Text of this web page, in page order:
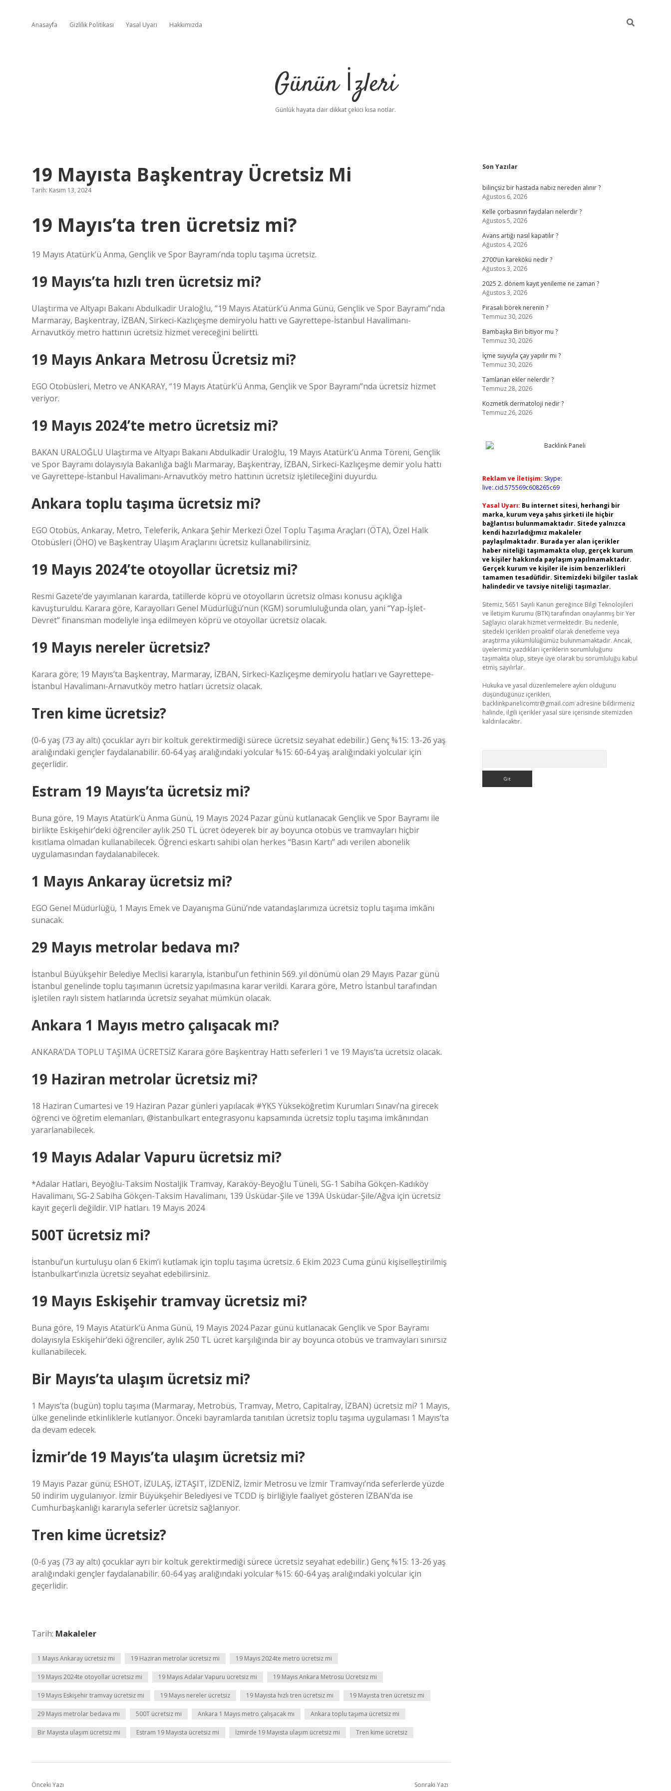
Anasayfa Gizlilik Politikası Yasal Uyarı Hakkımızda
Günün İzleri
Günlük hayata dair dikkat çekici kısa notlar.
19 Mayısta Başkentray Ücretsiz Mi
Tarih: Kasım 13, 2024
19 Mayıs’ta tren ücretsiz mi?
19 Mayıs Atatürk’ü Anma, Gençlik ve Spor Bayramı’nda toplu taşıma ücretsiz.
19 Mayıs’ta hızlı tren ücretsiz mi?
Ulaştırma ve Altyapı Bakanı Abdulkadir Uraloğlu, “19 Mayıs Atatürk’ü Anma Günü, Gençlik ve Spor Bayramı”nda
Marmaray, Başkentray, İZBAN, Sirkeci-Kazlıçeşme demiryolu hattı ve Gayrettepe-İstanbul Havalimanı-
Arnavutköy metro hattının ücretsiz hizmet vereceğini belirtti.
19 Mayıs Ankara Metrosu Ücretsiz mi?
EGO Otobüsleri, Metro ve ANKARAY, “19 Mayıs Atatürk’ü Anma, Gençlik ve Spor Bayramı”nda ücretsiz hizmet
veriyor.
19 Mayıs 2024’te metro ücretsiz mi?
BAKAN URALOĞLU Ulaştırma ve Altyapı Bakanı Abdulkadir Uraloğlu, 19 Mayıs Atatürk’ü Anma Töreni, Gençlik
ve Spor Bayramı dolayısıyla Bakanlığa bağlı Marmaray, Başkentray, İZBAN, Sirkeci-Kazlıçeşme demir yolu hattı
ve Gayrettepe-İstanbul Havalimanı-Arnavutköy metro hattının ücretsiz işletileceğini duyurdu.
Ankara toplu taşıma ücretsiz mi?
EGO Otobüs, Ankaray, Metro, Teleferik, Ankara Şehir Merkezi Özel Toplu Taşıma Araçları (ÖTA), Özel Halk
Otobüsleri (ÖHO) ve Başkentray Ulaşım Araçlarını ücretsiz kullanabilirsiniz.
19 Mayıs 2024’te otoyollar ücretsiz mi?
Resmi Gazete’de yayımlanan kararda, tatillerde köprü ve otoyolların ücretsiz olması konusu açıklığa
kavuşturuldu. Karara göre, Karayolları Genel Müdürlüğü’nün (KGM) sorumluluğunda olan, yani “Yap-İşlet-
Devret” finansman modeliyle inşa edilmeyen köprü ve otoyollar ücretsiz olacak.
19 Mayıs nereler ücretsiz?
Karara göre; 19 Mayıs’ta Başkentray, Marmaray, İZBAN, Sirkeci-Kazlıçeşme demiryolu hatları ve Gayrettepe-
İstanbul Havalimanı-Arnavutköy metro hatları ücretsiz olacak.
Tren kime ücretsiz?
(0-6 yaş (73 ay altı) çocuklar ayrı bir koltuk gerektirmediği sürece ücretsiz seyahat edebilir.) Genç %15: 13-26 yaş
aralığındaki gençler faydalanabilir. 60-64 yaş aralığındaki yolcular %15: 60-64 yaş aralığındaki yolcular için
geçerlidir.
Estram 19 Mayıs’ta ücretsiz mi?
Buna göre, 19 Mayıs Atatürk’ü Anma Günü, 19 Mayıs 2024 Pazar günü kutlanacak Gençlik ve Spor Bayramı ile
birlikte Eskişehir’deki öğrenciler aylık 250 TL ücret ödeyerek bir ay boyunca otobüs ve tramvayları hiçbir
kısıtlama olmadan kullanabilecek. Öğrenci eskartı sahibi olan herkes “Basın Kartı” adı verilen abonelik
uygulamasından faydalanabilecek.
1 Mayıs Ankaray ücretsiz mi?
EGO Genel Müdürlüğü, 1 Mayıs Emek ve Dayanışma Günü’nde vatandaşlarımıza ücretsiz toplu taşıma imkânı
sunacak.
29 Mayıs metrolar bedava mı?
İstanbul Büyükşehir Belediye Meclisi kararıyla, İstanbul’un fethinin 569. yıl dönümü olan 29 Mayıs Pazar günü
İstanbul genelinde toplu taşımanın ücretsiz yapılmasına karar verildi. Karara göre, Metro İstanbul tarafından
işletilen raylı sistem hatlarında ücretsiz seyahat mümkün olacak.
Ankara 1 Mayıs metro çalışacak mı?
ANKARA’DA TOPLU TAŞIMA ÜCRETSİZ Karara göre Başkentray Hattı seferleri 1 ve 19 Mayıs’ta ücretsiz olacak.
19 Haziran metrolar ücretsiz mi?
18 Haziran Cumartesi ve 19 Haziran Pazar günleri yapılacak #YKS Yükseköğretim Kurumları Sınavı’na girecek
öğrenci ve öğretim elemanları, @istanbulkart entegrasyonu kapsamında ücretsiz toplu taşıma imkânından
yararlanabilecek.
19 Mayıs Adalar Vapuru ücretsiz mi?
*Adalar Hatları, Beyoğlu-Taksim Nostaljik Tramvay, Karaköy-Beyoğlu Tüneli, SG-1 Sabiha Gökçen-Kadıköy
Havalimanı, SG-2 Sabiha Gökçen-Taksim Havalimanı, 139 Üsküdar-Şile ve 139A Üsküdar-Şile/Ağva için ücretsiz
kayıt geçerli değildir. VIP hatları. 19 Mayıs 2024
500T ücretsiz mi?
İstanbul’un kurtuluşu olan 6 Ekim’i kutlamak için toplu taşıma ücretsiz. 6 Ekim 2023 Cuma günü kişiselleştirilmiş
İstanbulkart’ınızla ücretsiz seyahat edebilirsiniz.
19 Mayıs Eskişehir tramvay ücretsiz mi?
Buna göre, 19 Mayıs Atatürk’ü Anma Günü, 19 Mayıs 2024 Pazar günü kutlanacak Gençlik ve Spor Bayramı
dolayısıyla Eskişehir’deki öğrenciler, aylık 250 TL ücret karşılığında bir ay boyunca otobüs ve tramvayları sınırsız
kullanabilecek.
Bir Mayıs’ta ulaşım ücretsiz mi?
1 Mayıs’ta (bugün) toplu taşıma (Marmaray, Metrobüs, Tramvay, Metro, Capitalray, İZBAN) ücretsiz mi? 1 Mayıs,
ülke genelinde etkinliklerle kutlanıyor. Önceki bayramlarda tanıtılan ücretsiz toplu taşıma uygulaması 1 Mayıs’ta
da devam edecek.
İzmir’de 19 Mayıs’ta ulaşım ücretsiz mi?
19 Mayıs Pazar günü; ESHOT, İZULAŞ, İZTAŞIT, İZDENİZ, İzmir Metrosu ve İzmir Tramvayı’nda seferlerde yüzde
50 indirim uygulanıyor. İzmir Büyükşehir Belediyesi ve TCDD iş birliğiyle faaliyet gösteren İZBAN’da ise
Cumhurbaşkanlığı kararıyla seferler ücretsiz sağlanıyor.
Tren kime ücretsiz?
(0-6 yaş (73 ay altı) çocuklar ayrı bir koltuk gerektirmediği sürece ücretsiz seyahat edebilir.) Genç %15: 13-26 yaş
aralığındaki gençler faydalanabilir. 60-64 yaş aralığındaki yolcular %15: 60-64 yaş aralığındaki yolcular için
geçerlidir.
Tarih: Makaleler
1 Mayıs Ankaray ücretsiz mi 19 Haziran metrolar ücretsiz mi 19 Mayıs 2024te metro ücretsiz mi
19 Mayıs 2024te otoyollar ücretsiz mi 19 Mayıs Adalar Vapuru ücretsiz mi 19 Mayıs Ankara Metrosu Ücretsiz mi
19 Mayıs Eskişehir tramvay ücretsiz mi 19 Mayıs nereler ücretsiz 19 Mayısta hızlı tren ücretsiz mi 19 Mayısta tren ücretsiz mi
29 Mayıs metrolar bedava mı 500T ücretsiz mi Ankara 1 Mayıs metro çalışacak mı Ankara toplu taşıma ücretsiz mi
Bir Mayısta ulaşım ücretsiz mi Estram 19 Mayısta ücretsiz mi İzmirde 19 Mayısta ulaşım ücretsiz mi Tren kime ücretsiz
Önceki Yazı Sonraki Yazı
Sidebar
Son Yazılar
bilinçsiz bir hastada nabız nereden alınır ?
Ağustos 6, 2026
Kelle çorbasının faydaları nelerdir ?
Ağustos 5, 2026
Avans artığı nasıl kapatılır ?
Ağustos 4, 2026
2700’ün karekökü nedir ?
Ağustos 3, 2026
2025 2. dönem kayıt yenileme ne zaman ?
Ağustos 3, 2026
Pırasalı börek nerenin ?
Temmuz 30, 2026
Bambaşka Biri bitiyor mu ?
Temmuz 30, 2026
İçme suyuyla çay yapılır mı ?
Temmuz 30, 2026
Tamlanan ekler nelerdir ?
Temmuz 28, 2026
Kozmetik dermatoloji nedir ?
Temmuz 26, 2026
Reklam ve İletişim: Skype:
live:.cid.575569c608265c69
Yasal Uyarı: Bu internet sitesi, herhangi bir
marka, kurum veya şahıs şirketi ile hiçbir
bağlantısı bulunmamaktadır. Sitede yalnızca
kendi hazırladığımız makaleler
paylaşılmaktadır. Burada yer alan içerikler
haber niteliği taşımamakta olup, gerçek kurum
ve kişiler hakkında paylaşım yapılmamaktadır.
Gerçek kurum ve kişiler ile isim benzerlikleri
tamamen tesadüfidir. Sitemizdeki bilgiler taslak
halindedir ve tavsiye niteliği taşımazlar.
Sitemiz, 5651 Sayılı Kanun gereğince Bilgi Teknolojileri
ve İletişim Kurumu (BTK) tarafından onaylanmış bir Yer
Sağlayıcı olarak hizmet vermektedir. Bu nedenle,
sitedeki içerikleri proaktif olarak denetleme veya
araştırma yükümlülüğümüz bulunmamaktadır. Ancak,
üyelerimiz yazdıkları içeriklerin sorumluluğunu
taşımakta olup, siteye üye olarak bu sorumluluğu kabul
etmiş sayılırlar.
Hukuka ve yasal düzenlemelere aykırı olduğunu
düşündüğünüz içerikleri,
backlinkpanelicomtr@gmail.com adresine bildirmeniz
halinde, ilgili içerikler yasal süre içerisinde sitemizden
kaldırılacaktır.
vdcasino güncel giriş